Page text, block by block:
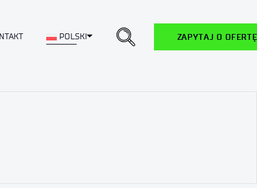
POLSKIToggle Dropdown ZAPYTAJ O